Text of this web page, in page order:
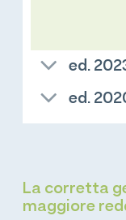
La corretta
maggiore
ed.
ed.